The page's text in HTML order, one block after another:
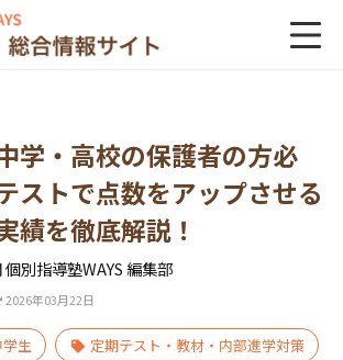
学・高校の保護者の方必
ストで点数をアップさせる
績を徹底解説！
別指導塾WAYS 編集部
2026年03月22日
生 定期テスト・教材・内部進学対策